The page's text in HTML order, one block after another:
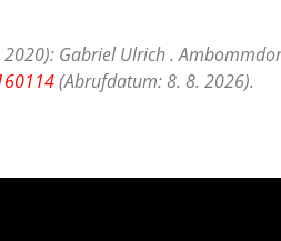
Gabriel Ulrich .
(Abrufdatum: 8. 8. 2026).